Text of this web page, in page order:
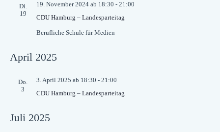
Di.
19
CDU Hamburg – Landesparteitag
19. November 2024 ab 18:30 - 21:00
Berufliche Schule für Medien
April 2025
Do.
3
CDU Hamburg – Landesparteitag
3. April 2025 ab 18:30 - 21:00
Juli 2025